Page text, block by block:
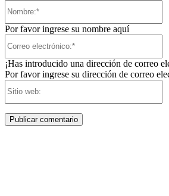
Por favor ingrese su nombre aquí
¡Has introducido una dirección de correo
Por favor ingrese su dirección de correo